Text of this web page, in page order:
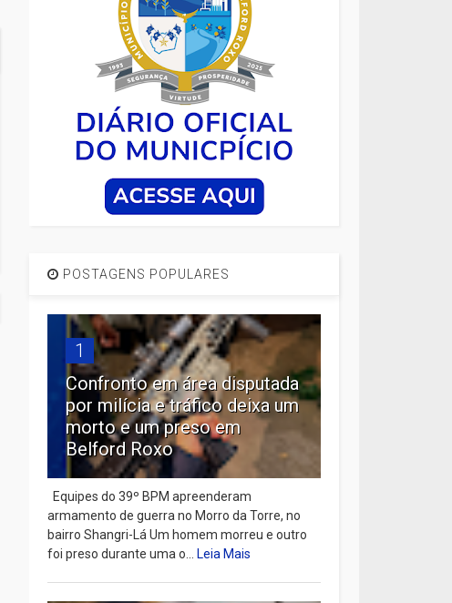
POSTAGENS POPULARES
1
Confronto em área disputada
por milícia e tráfico deixa um
morto e um preso em
Belford Roxo
Equipes do 39º BPM apreenderam
armamento de guerra no Morro da Torre, no
bairro Shangri-Lá Um homem morreu e outro
foi preso durante uma o...Leia Mais